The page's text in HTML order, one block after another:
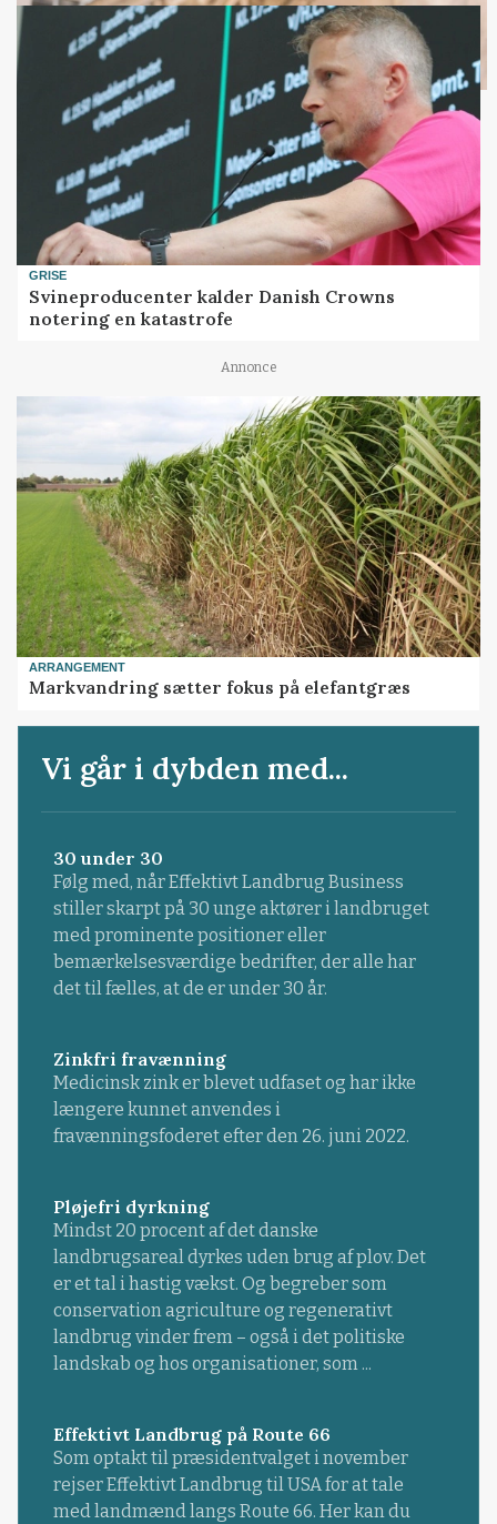
GRISE
Svineproducenter kalder Danish Crowns
notering en katastrofe
Annonce
ARRANGEMENT
Markvandring sætter fokus på elefantgræs
Vi går i dybden med...
30 under 30
Følg med, når Effektivt Landbrug Business
stiller skarpt på 30 unge aktører i landbruget
med prominente positioner eller
bemærkelsesværdige bedrifter, der alle har
det til fælles, at de er under 30 år.
Zinkfri fravænning
Medicinsk zink er blevet udfaset og har ikke
længere kunnet anvendes i
fravænningsfoderet efter den 26. juni 2022.
Pløjefri dyrkning
Mindst 20 procent af det danske
landbrugsareal dyrkes uden brug af plov. Det
er et tal i hastig vækst. Og begreber som
conservation agriculture og regenerativt
landbrug vinder frem – også i det politiske
landskab og hos organisationer, som ...
Effektivt Landbrug på Route 66
Som optakt til præsidentvalget i november
rejser Effektivt Landbrug til USA for at tale
med landmænd langs Route 66. Her kan du